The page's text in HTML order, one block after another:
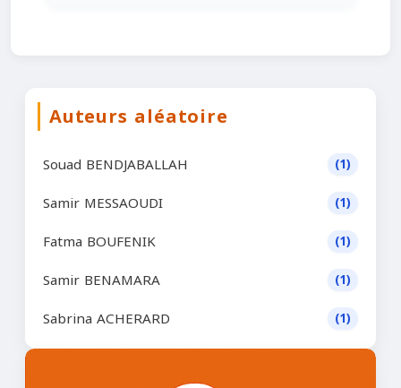
Auteurs aléatoire
Souad BENDJABALLAH (1)
Samir MESSAOUDI (1)
Fatma BOUFENIK (1)
Samir BENAMARA (1)
Sabrina ACHERARD (1)